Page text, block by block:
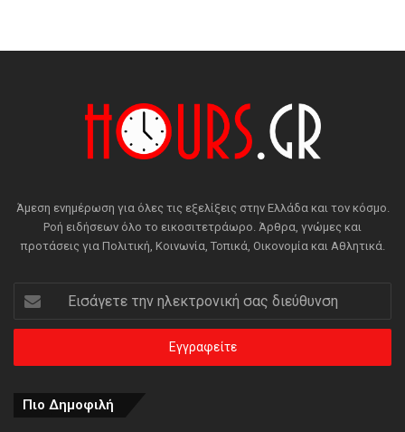
Άμεση ενημέρωση για όλες τις εξελίξεις στην Ελλάδα και τον κόσμο.
Ροή ειδήσεων όλο το εικοσιτετράωρο. Άρθρα, γνώμες και
προτάσεις για Πολιτική, Κοινωνία, Τοπικά, Οικονομία και Αθλητικά.
την
ηλεκτρονική
διεύθυνση
Πιο Δημοφιλή